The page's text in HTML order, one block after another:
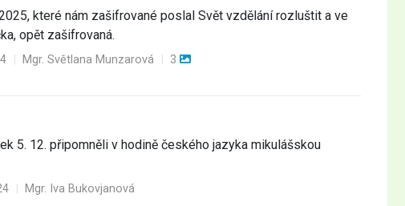
které nám zašifrované poslal Svět vzdělání rozluštit a ve
opět zašifrovaná.
Mgr. Světlana Munzarová 3
5. 12. připomněli v hodině českého jazyka mikulášskou
Mgr. Iva Bukovjanová